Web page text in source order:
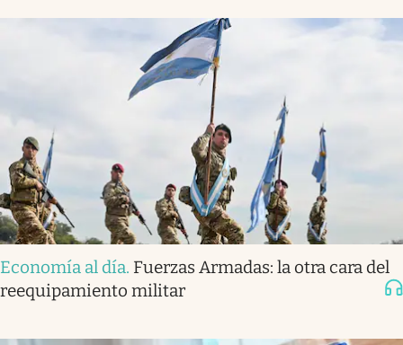
Economía al día. Fuerzas Armadas: la otra cara del
reequipamiento militar